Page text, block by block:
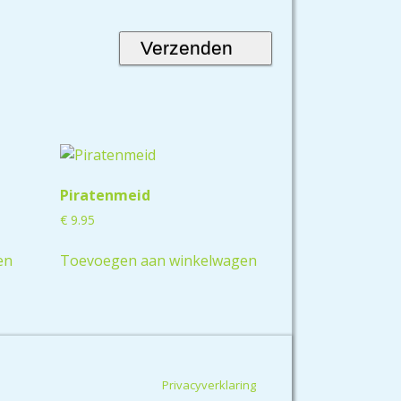
Piratenmeid
€9.95
Toevoegen aan winkelwagen
Privacyverklaring